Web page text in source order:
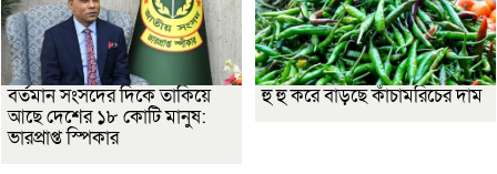
বর্তমান সংসদের দিকে তাকিয়ে
আছে দেশের ১৮ কোটি মানুষ:
ভারপ্রাপ্ত স্পিকার
হু হু করে বাড়ছে কাঁচামরিচের দাম